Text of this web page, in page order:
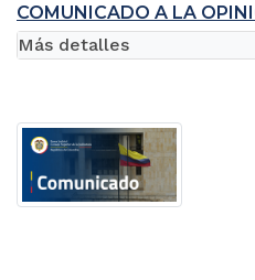
COMUNICADO A LA
Más detalles